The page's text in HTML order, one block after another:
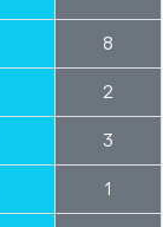
8
2
3
1